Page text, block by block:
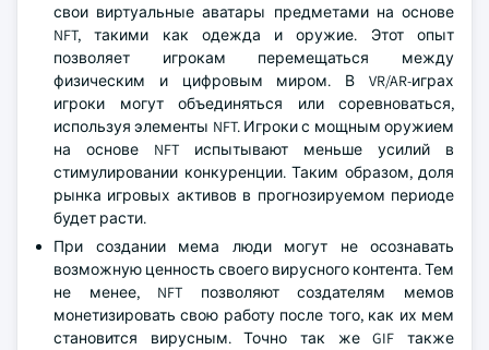
свои виртуальные аватары предметами на основе
NFT, такими как одежда и оружие. Этот опыт
позволяет игрокам перемещаться между
физическим и цифровым миром. В VR/AR-играх
игроки могут объединяться или соревноваться,
используя элементы NFT. Игроки с мощным оружием
на основе NFT испытывают меньше усилий в
стимулировании конкуренции. Таким образом, доля
рынка игровых активов в прогнозируемом периоде
будет расти.
При создании мема люди могут не осознавать
возможную ценность своего вирусного контента. Тем
не менее, NFT позволяют создателям мемов
монетизировать свою работу после того, как их мем
становится вирусным. Точно так же GIF также